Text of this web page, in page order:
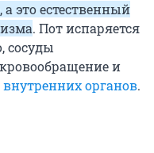
это естественный
. Пот испаряется
сосуды
и
внутренних органов.